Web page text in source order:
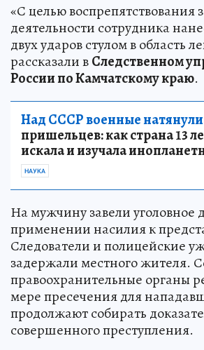
«С целью воспрепятствования
деятельности сотрудника
двух ударов стулом в область
рассказали вСледственном
России по Камчатскому краю.
Над СССР военные натянули
пришельцев: как страна 13
искала и изучала
НАУКА
На мужчину завели уголовное
применении насилия к
Следователи и полицейские
задержали местного жителя.
правоохранительные органы
мере пресечения для
продолжают собирать
совершенного преступления.